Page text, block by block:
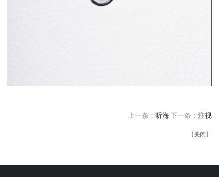
上一条： 听海下一条： 注视
【 关闭 】